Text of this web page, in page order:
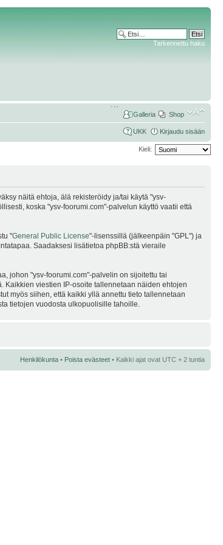
Tarkennettu haku
Shop
Galleria
UKK Kirjaudu sisään
Kieli:
näitä ehtoja, älä rekisteröidy ja/tai käytä "ysv-
koska "ysv-foorumi.com"-palvelun käyttö vaatii että
"General Public License"-lisenssillä (jälkeenpäin "GPL") ja
Saadaksesi lisätietoa phpBB:stä vieraile
johon "ysv-foorumi.com"-palvelin on sijoitettu tai
Kaikkien viestien IP-osoite tallennetaan näiden ehtojen
myös siihen, että kaikki yllä annettu tieto tallennetaan
tietojen vuodosta ulkopuolisille tahoille.
Henkilökunta • Poista evästeet • Kaikki ajat ovat UTC + 2 tuntia